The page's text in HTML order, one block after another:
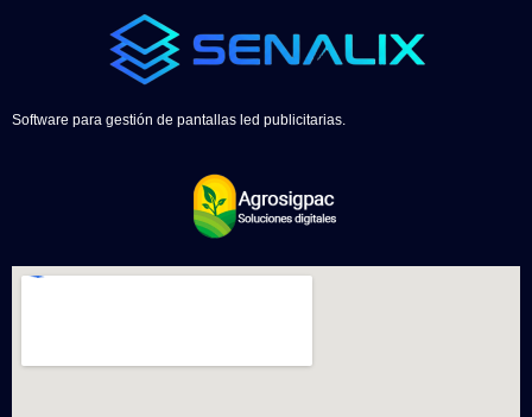
Software para gestión de pantallas led publicitarias.